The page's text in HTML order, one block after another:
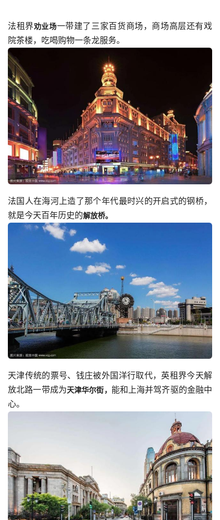
法租界劝业场一带建了三家百货商场，商场高层还有戏
院茶楼，吃喝购物一条龙服务。
法国人在海河上造了那个年代最时兴的开启式的钢桥，
就是今天百年历史的解放桥。
天津传统的票号、钱庄被外国洋行取代，英租界今天解
放北路一带成为天津华尔街， 能和上海并驾齐驱的金融中
心。